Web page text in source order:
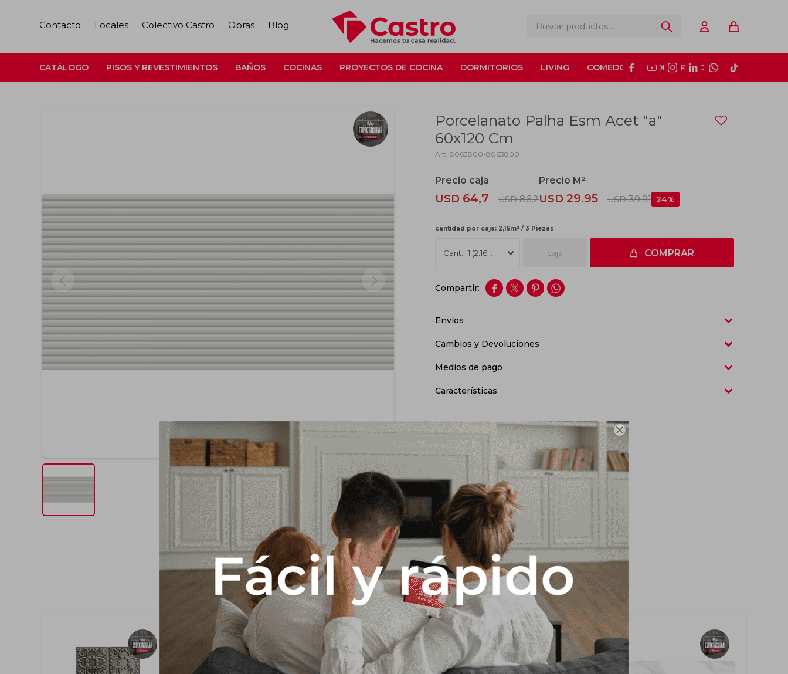

CATÁLOGO PISOS Y REVESTIMIENTOS BAÑOS COCINAS PROYECTOS DE COCINA DORMITORIOS LIVING COMEDOR CONSTRUCCIÓN
     
Contacto Locales Colectivo Castro Obras Blog
Porcelanato Palha Esm Acet "a"
60x120 Cm
8063800-8063800
USD 64,7 USD 86,2USD 29.95 USD39.91 24
cantidad por caja: 2,16m² / 3 Piezas
1 (2.16m2) caja COMPRAR
   
Envíos
Cambios y Devoluciones
Medios de pago
Características
Productos que te pueden interesar